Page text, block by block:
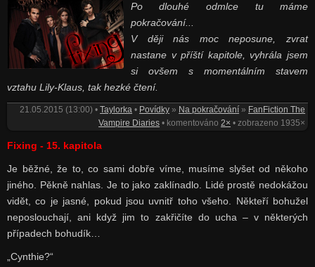
Po dlouhé odmlce tu máme
pokračování...
V ději nás moc neposune, zvrat
nastane v příští kapitole, vyhrála jsem
si ovšem s momentálním stavem
vztahu Lily-Klaus, tak hezké čtení.
21.05.2015 (13:00) •Taylorka • Povídky » Na pokračování » FanFiction The
Vampire Diaries • komentováno2× • zobrazeno 1935×
Fixing - 15. kapitola
Je běžné, že to, co sami dobře víme, musíme slyšet od někoho
jiného. Pěkně nahlas. Je to jako zaklínadlo. Lidé prostě nedokážou
vidět, co je jasné, pokud jsou uvnitř toho všeho. Někteří bohužel
neposlouchají, ani když jim to zakřičíte do ucha – v některých
případech bohudík…
„Cynthie?“